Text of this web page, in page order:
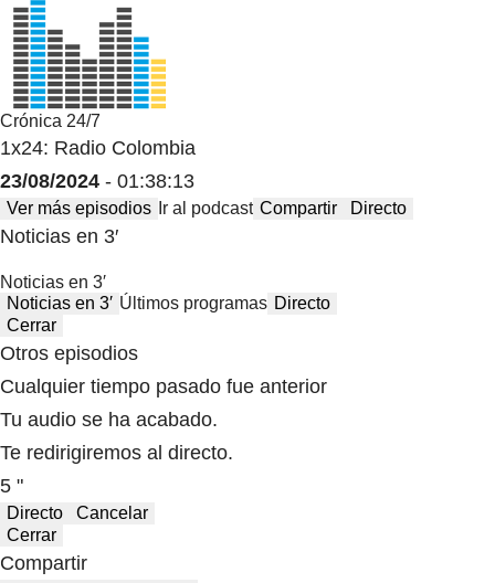
Crónica 24/7
1x24: Radio Colombia
23/08/2024 - 01:38:13
Ver más episodios Ir al podcast Compartir Directo
Noticias en 3′
Noticias en 3′
Noticias en 3′ Últimos programas Directo
Cerrar
Otros episodios
Cualquier tiempo pasado fue anterior
Tu audio se ha acabado.
Te redirigiremos al directo.
5 "
Directo
Cancelar
Cerrar
Compartir